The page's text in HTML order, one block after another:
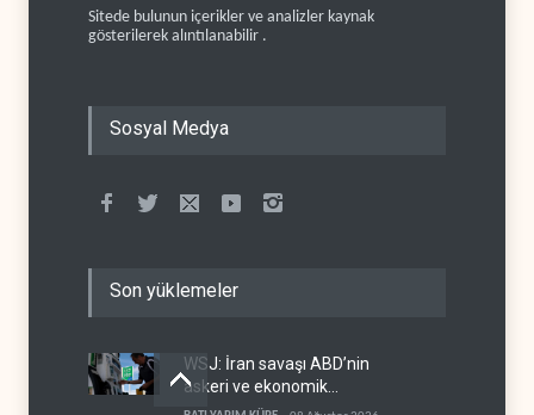
Sitede bulunun içerikler ve analizler kaynak
gösterilerek alıntılanabilir .
Sosyal Medya
Son yüklemeler
WSJ: İran savaşı ABD’nin
askeri ve ekonomik
kaynaklarını tüketiyor